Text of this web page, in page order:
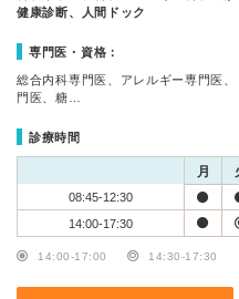
健康診断、人間ドック
専門医・資格：
総合内科専門医、アレルギー専門医
門医、糖…
診療時間
月
08:45-12:30
14:00-17:30
14:00-17:00 14:30-17:30